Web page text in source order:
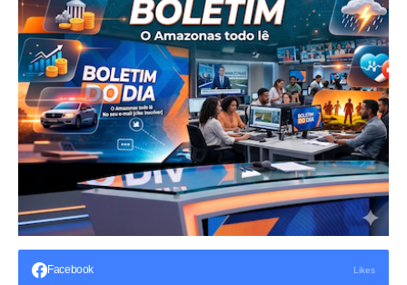
Facebook Likes